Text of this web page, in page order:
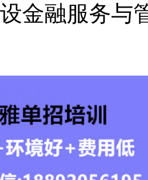
金融服务与